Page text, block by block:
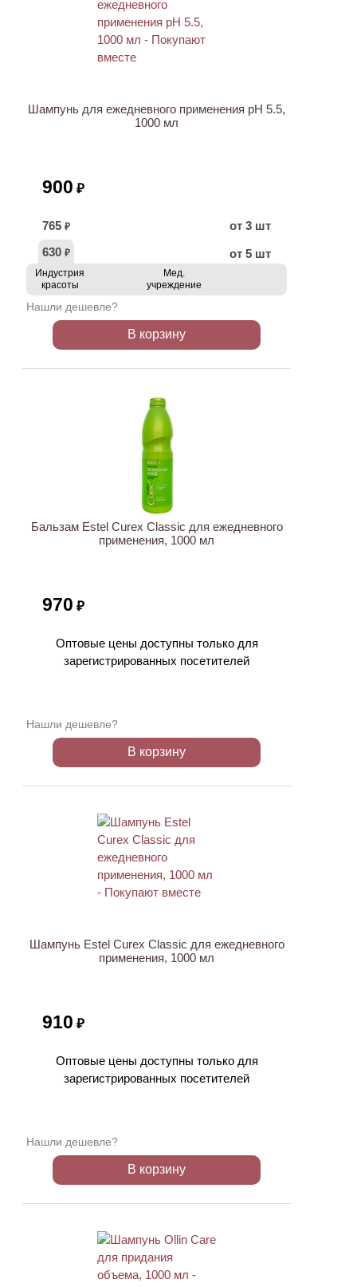
Шампунь для ежедневного применения pH 5.5,
1000 мл
900 ₽
765 ₽
от 3 шт
630 ₽ от 5 шт
Индустрия
красоты
Мед.
учреждение
Нашли дешевле?
В корзину
Бальзам Estel Curex Classic для ежедневного
применения, 1000 мл
970 ₽
Оптовые цены доступны только для
зарегистрированных посетителей
Нашли дешевле?
В корзину
Шампунь Estel Curex Classic для ежедневного
применения, 1000 мл
910 ₽
Оптовые цены доступны только для
зарегистрированных посетителей
Нашли дешевле?
В корзину